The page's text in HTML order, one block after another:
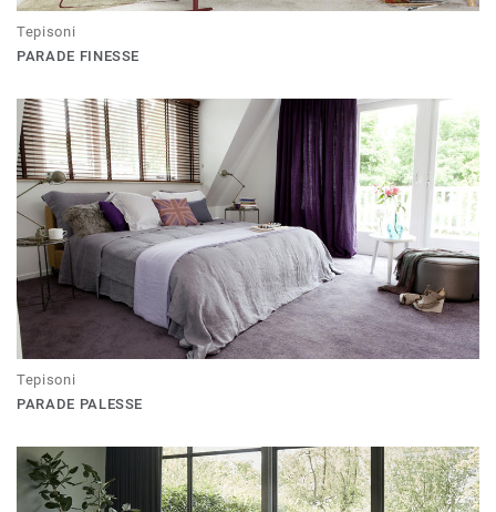
Tepisoni
PARADE FINESSE
Tepisoni
PARADE PALESSE